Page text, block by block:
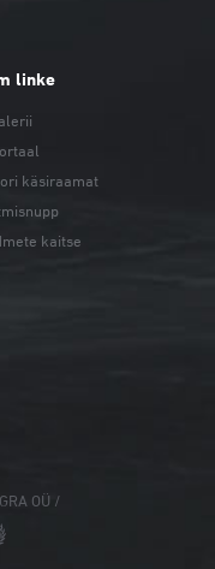
linke
käsiraamat
kaitse
OÜ /